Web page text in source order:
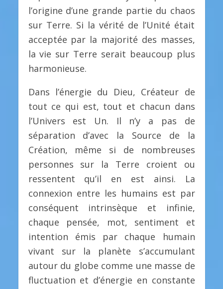
l’origine d’une grande partie du chaos
sur Terre. Si la vérité de l’Unité était
acceptée par la majorité des masses,
la vie sur Terre serait beaucoup plus
harmonieuse.
Dans l’énergie du Dieu, Créateur de
tout ce qui est, tout et chacun dans
l’Univers est Un. Il n’y a pas de
séparation d’avec la Source de la
Création, même si de nombreuses
personnes sur la Terre croient ou
ressentent qu’il en est ainsi. La
connexion entre les humains est par
conséquent intrinsèque et infinie,
chaque pensée, mot, sentiment et
intention émis par chaque humain
vivant sur la planète s’accumulant
autour du globe comme une masse de
fluctuation et d’énergie en constante